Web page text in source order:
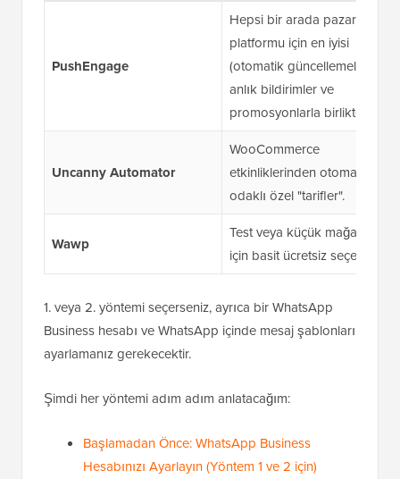
PushEngage
Hepsi bir arada pazarlama
platformu için en iyisi
(otomatik güncellemeler,
anlık bildirimler ve
promosyonlarla birlikte).
Uncanny Automator
WooCommerce
etkinliklerinden otomasyon
odaklı özel "tarifler".
Wawp
Test veya küçük mağazalar
için basit ücretsiz seçenek.
1. veya 2. yöntemi seçerseniz, ayrıca bir WhatsApp
Business hesabı ve WhatsApp içinde mesaj şablonları
ayarlamanız gerekecektir.
Şimdi her yöntemi adım adım anlatacağım:
Başlamadan Önce: WhatsApp Business
Hesabınızı Ayarlayın (Yöntem 1 ve 2 için)